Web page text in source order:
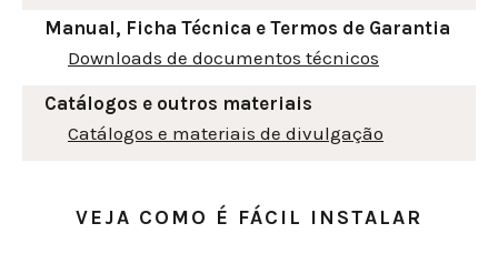
Manual, Ficha Técnica e Termos de Garantia
Downloads de documentos técnicos
Catálogos e outros materiais
Catálogos e materiais de divulgação
VEJA COMO É FÁCIL INSTALAR